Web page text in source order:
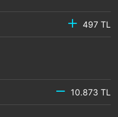
497 TL
10.873 TL